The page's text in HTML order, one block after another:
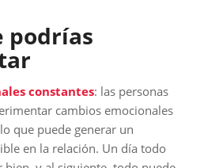
podrías
constantes: las personas
cambios emocionales
que puede generar un
en la relación. Un día todo